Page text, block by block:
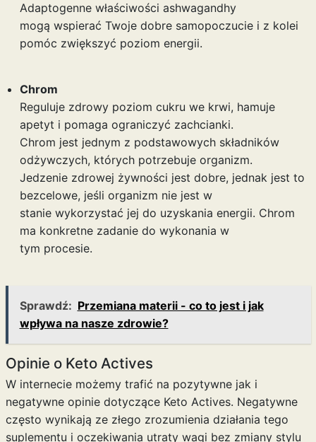
Adaptogenne właściwości ashwagandhy
mogą wspierać Twoje dobre samopoczucie i z kolei
pomóc zwiększyć poziom energii.
Chrom
Reguluje zdrowy poziom cukru we krwi, hamuje
apetyt i pomaga ograniczyć zachcianki.
Chrom jest jednym z podstawowych składników
odżywczych, których potrzebuje organizm.
Jedzenie zdrowej żywności jest dobre, jednak jest to
bezcelowe, jeśli organizm nie jest w
stanie wykorzystać jej do uzyskania energii. Chrom
ma konkretne zadanie do wykonania w
tym procesie.
Sprawdź: Przemiana materii - co to jest i jak
wpływa na nasze zdrowie?
Opinie o Keto Actives
W internecie możemy trafić na pozytywne jak i
negatywne opinie dotyczące Keto Actives. Negatywne
często wynikają ze złego zrozumienia działania tego
suplementu i oczekiwania utraty wagi bez zmiany stylu